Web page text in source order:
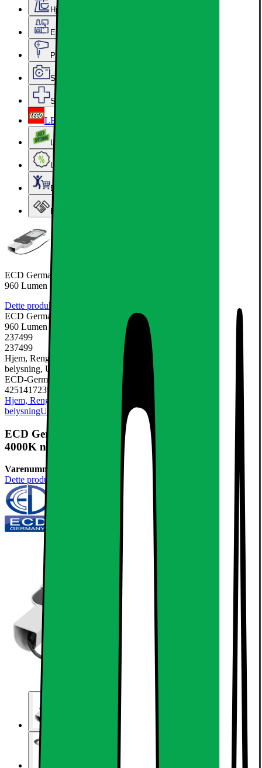
Hjem, Rengøring & Køkkenudstyr
Epoq køkken & bryggers
Personlig pleje, Skønhed & Velvære
Sport, Fritid & Hobby
Services & tilbehør
LEGO
Lageroprydning
Ugens tilbud - og andre gode priser
Elgigantens Kundeklub
Elgiganten Erhverv
ECD Germany 6 x LED gadebelysning 12W - 4000K neutral hvid -
960 Lumen - 220-240
Dette produkt er endnu ikke blevet bedømt.
ECD Germany 6 x LED gadebelysning 12W - 4000K neutral hvid -
960 Lumen - 220-240
237499
237499
Hjem, Rengøring & Køkkenudstyr, El & belysning, Lamper &
belysning, Udendørsbelysning
ECD-Germany
4251417239637
Hjem, Rengøring & Køkkenudstyr
El & belysning
belysningUdendørsbelysning
ECD Germany 6 x LED gadebelysning 12W -
4000K neutral hvid - 960 Lumen - 220-240
Varenummer:
Dette produkt er endnu ikke blevet bedømt.